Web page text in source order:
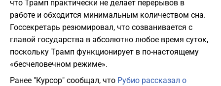
что Трамп практически не делает перерывов в
работе и обходится минимальным количеством сна.
Госсекретарь резюмировал, что созванивается с
главой государства в абсолютно любое время суток,
поскольку Трамп функционирует в по-настоящему
«бесчеловечном режиме».
Ранее "Курсор" сообщал, что Рубио рассказал о